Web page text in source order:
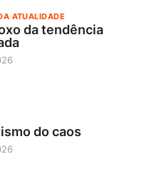
ATUALIDADE
da tendência
do caos